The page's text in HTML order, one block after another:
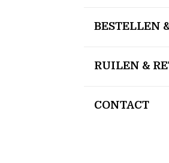
BESTELLEN
RUILEN &
CONTACT